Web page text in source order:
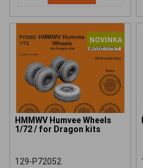
NOVINKA
HMMWV Humvee Wheels
1/72 / for Dragon kits
129-P72052